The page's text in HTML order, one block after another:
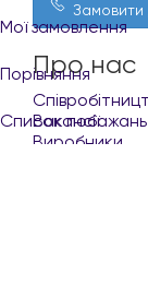
Мої замовлення
Порівняння
Список побажань
Замовити
Про нас
Вакансії
Виробники